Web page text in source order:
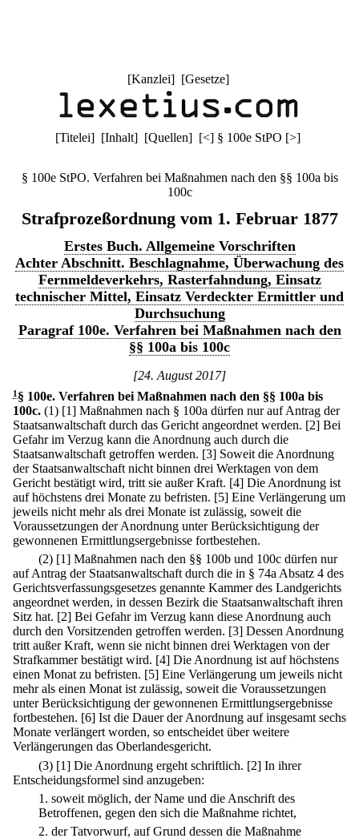
[Kanzlei] [Gesetze]
[Titelei] [Inhalt] [Quellen] [<] § 100e StPO [>]
§ 100e StPO. Verfahren bei Maßnahmen nach den §§ 100a bis
100c
Strafprozeßordnung vom 1. Februar 1877
Erstes Buch. Allgemeine Vorschriften
Achter Abschnitt. Beschlagnahme, Überwachung des
Fernmeldeverkehrs, Rasterfahndung, Einsatz
technischer Mittel, Einsatz Verdeckter Ermittler und
Durchsuchung
Paragraf 100e. Verfahren bei Maßnahmen nach den
§§ 100a bis 100c
[24. August 2017]
1 § 100e. Verfahren bei Maßnahmen nach den §§ 100a bis
100c. (1) [1] Maßnahmen nach § 100a dürfen nur auf Antrag der
Staatsanwaltschaft durch das Gericht angeordnet werden. [2] Bei
Gefahr im Verzug kann die Anordnung auch durch die
Staatsanwaltschaft getroffen werden. [3] Soweit die Anordnung
der Staatsanwaltschaft nicht binnen drei Werktagen von dem
Gericht bestätigt wird, tritt sie außer Kraft. [4] Die Anordnung ist
auf höchstens drei Monate zu befristen. [5] Eine Verlängerung um
jeweils nicht mehr als drei Monate ist zulässig, soweit die
Voraussetzungen der Anordnung unter Berücksichtigung der
gewonnenen Ermittlungsergebnisse fortbestehen.
(2) [1] Maßnahmen nach den §§ 100b und 100c dürfen nur
auf Antrag der Staatsanwaltschaft durch die in § 74a Absatz 4 des
Gerichtsverfassungsgesetzes genannte Kammer des Landgerichts
angeordnet werden, in dessen Bezirk die Staatsanwaltschaft ihren
Sitz hat. [2] Bei Gefahr im Verzug kann diese Anordnung auch
durch den Vorsitzenden getroffen werden. [3] Dessen Anordnung
tritt außer Kraft, wenn sie nicht binnen drei Werktagen von der
Strafkammer bestätigt wird. [4] Die Anordnung ist auf höchstens
einen Monat zu befristen. [5] Eine Verlängerung um jeweils nicht
mehr als einen Monat ist zulässig, soweit die Voraussetzungen
unter Berücksichtigung der gewonnenen Ermittlungsergebnisse
fortbestehen. [6] Ist die Dauer der Anordnung auf insgesamt sechs
Monate verlängert worden, so entscheidet über weitere
Verlängerungen das Oberlandesgericht.
(3) [1] Die Anordnung ergeht schriftlich. [2] In ihrer
Entscheidungsformel sind anzugeben:
1. soweit möglich, der Name und die Anschrift des
Betroffenen, gegen den sich die Maßnahme richtet,
2. der Tatvorwurf, auf Grund dessen die Maßnahme